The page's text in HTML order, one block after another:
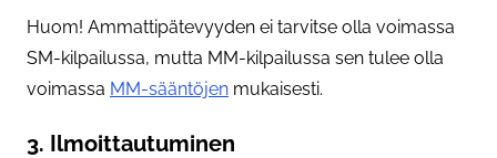
Huom! Ammattipätevyyden ei tarvitse olla voimassa
SM-kilpailussa, mutta MM-kilpailussa sen tulee olla
voimassa MM-sääntöjen mukaisesti.
3. Ilmoittautuminen